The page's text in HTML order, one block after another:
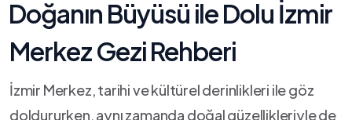
⁣Doğanın Büyüsü ‍ile Dolu İzmir
Merkez ​Gezi Rehberi
İzmir Merkez, tarihi ve‌ kültürel derinlikleri ile göz
doldururken, aynı zamanda doğal ⁣güzellikleriyle de